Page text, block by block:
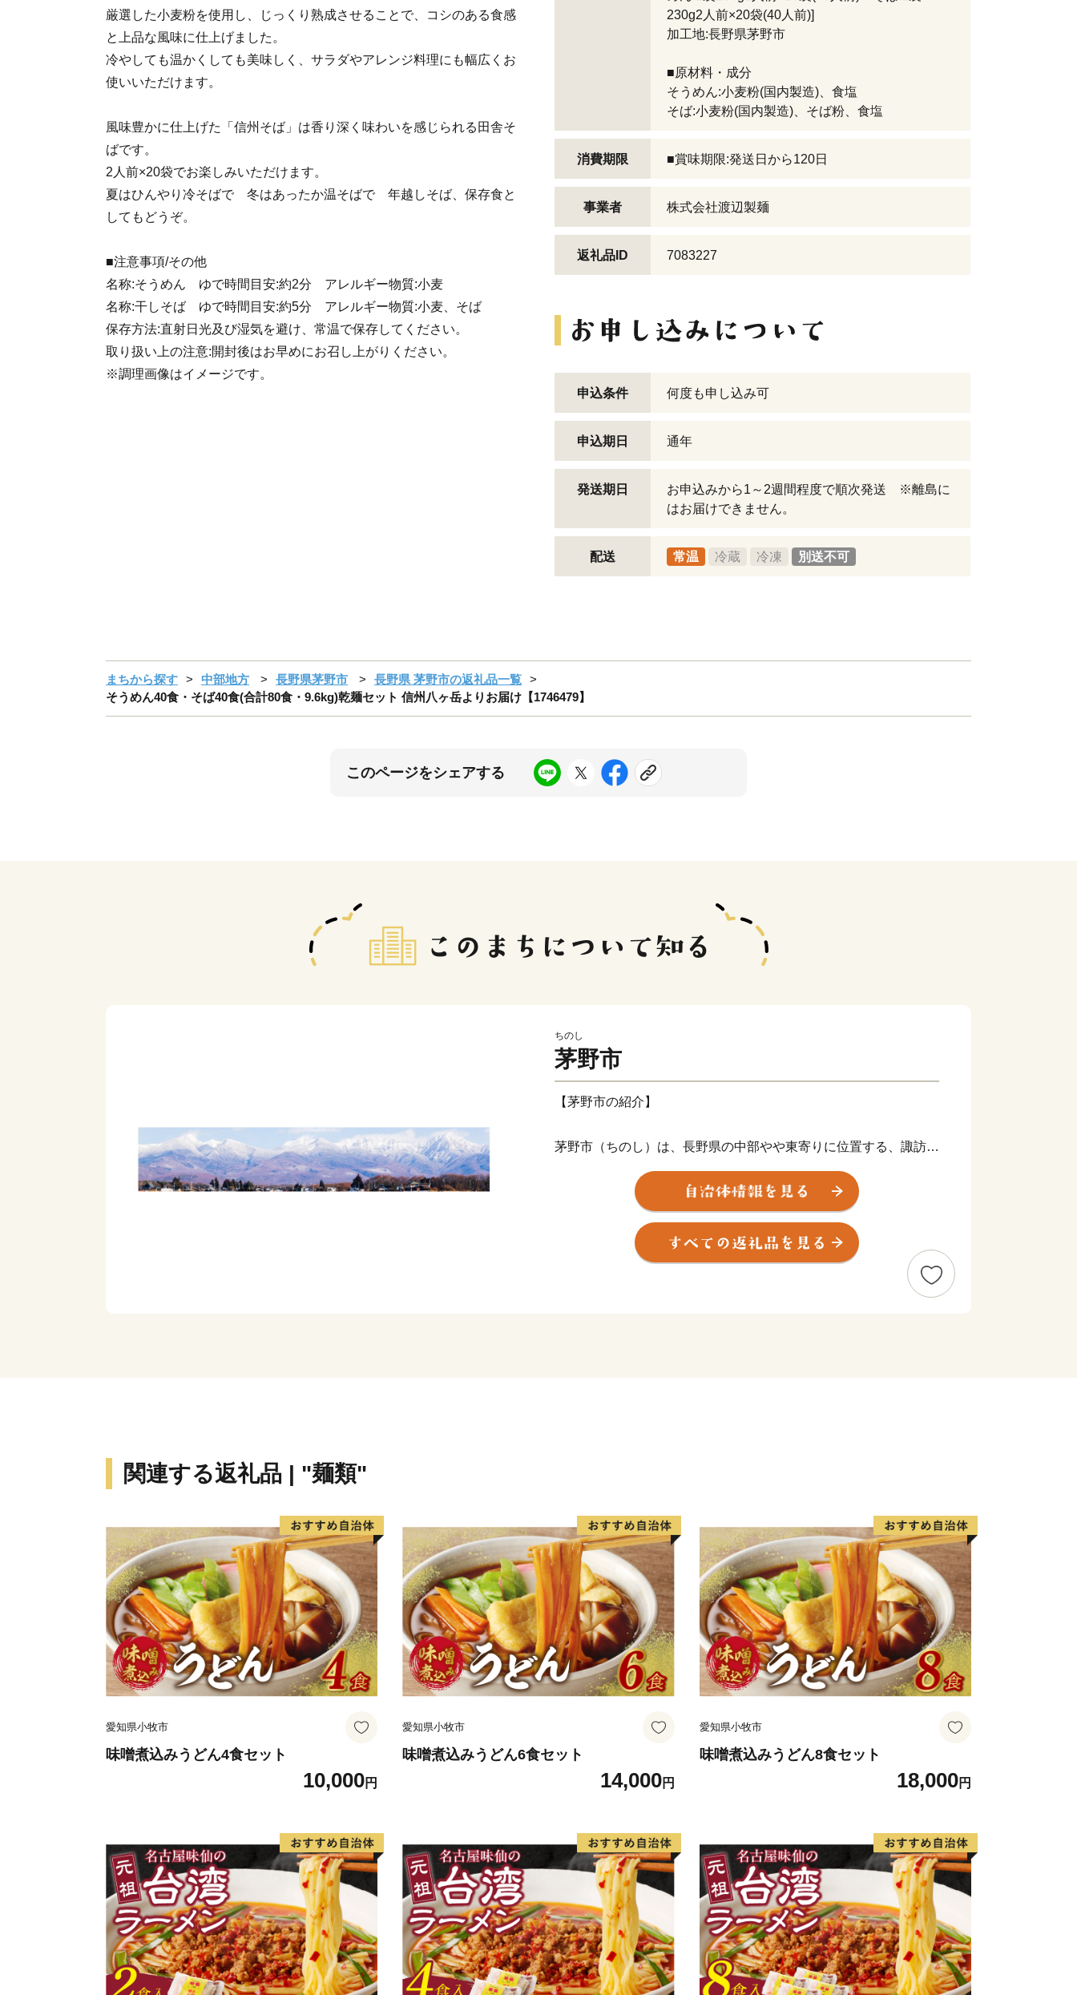
厳選した小麦粉を使用し、じっくり熟成させることで、コシのある食感
と上品な風味に仕上げました。
冷やしても温かくしても美味しく、サラダやアレンジ料理にも幅広くお
使いいただけます。
風味豊かに仕上げた「信州そば」は香り深く味わいを感じられる田舎そ
ばです。
2人前×20袋でお楽しみいただけます。
夏はひんやり冷そばで 冬はあったか温そばで 年越しそば、保存食と
してもどうぞ。
■注意事項/その他
名称:そうめん ゆで時間目安:約2分 アレルギー物質:小麦
名称:干しそば ゆで時間目安:約5分 アレルギー物質:小麦、そば
保存方法:直射日光及び湿気を避け、常温で保存してください。
取り扱い上の注意:開封後はお早めにお召し上がりください。
※調理画像はイメージです。
230g2人前×20袋(40人前)]
加工地:長野県茅野市
■原材料・成分
そうめん:小麦粉(国内製造)、食塩
そば:小麦粉(国内製造)、そば粉、食塩
消費期限 ■賞味期限:発送日から120日
事業者 株式会社渡辺製麺
返礼品ID 7083227
申込条件 何度も申し込み可
申込期日 通年
発送期日
お申込みから1～2週間程度で順次発送 ※離島に
はお届けできません。
配送 常温 冷蔵 冷凍 別送不可
まちから探す 中部地方 長野県茅野市
長野県 茅野市の返礼品一覧
そうめん40食・そば40食(合計80食・9.6kg)乾麺セット 信州八ヶ岳よりお届け【1746479】
このページをシェアする
ちのし
茅野市
【茅野市の紹介】
茅野市（ちのし）は、長野県の中部やや東寄りに位置する、諏訪盆
地の中央に位置しています。
東京からも名古屋からも高速道路で約2時間半。
四季折々に多彩な表現をみせる自然に囲まれ、八ヶ岳連峰や蓼科山
などの雄大な森林に抱かれて、縄文時代からの長い歴史を築き上げ
りこになってしまうかも・・・！
お礼の品も、茅野の伝統ある特産品はもちろん、現代のアートを感
じられる商品まで取り揃えています。
是非、おためしください。
【まんなかに愛のあるまち CHINO】
ーズを発表しました。
縄文時代から愛のある暮らしが現代に受け継がれている茅野市では
「人」と「愛」がまんなかにあり、
【お申し込みの際の確認事項をご一読ください】
茅野市のふるさと納税ページをご覧いただき、ありがとうございま
す。
以下、お申し込みの際にご確認いただきたい事項となりますのでご
関連する返礼品 | "麺類"
愛知県小牧市
味噌煮込みうどん4食セット
10,000円
愛知県小牧市
味噌煮込みうどん6食セット
14,000円
愛知県小牧市
味噌煮込みうどん8食セット
18,000円